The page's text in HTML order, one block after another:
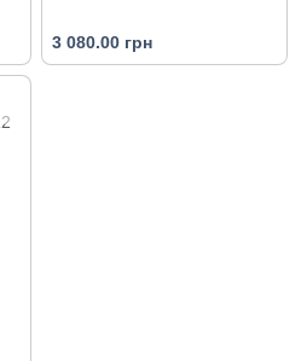
3 080.00 грн